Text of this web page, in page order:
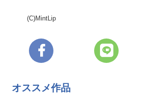
(C)MintLip
オススメ作品